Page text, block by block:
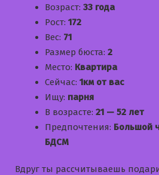
Возраст: 33 года
Рост: 172
Вес: 71
Размер бюста: 2
Место: Квартира
Сейчас: 1км от вас
Ищу: парня
В возрасте: 21 — 52 лет
Предпочтения: Большой
БДСМ
Вдруг ты рассчитываешь